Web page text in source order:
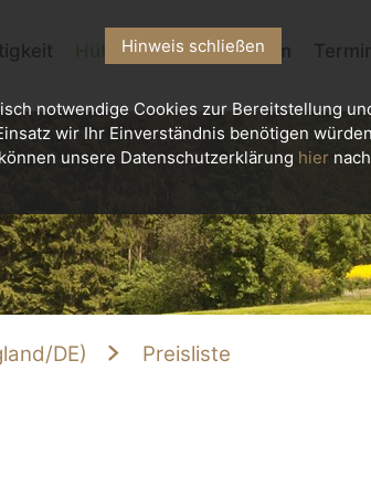
Hütten Kletterzentrum
DE) Preisliste
Hinweis schließen
notwendige Cookies zur Bereitstellung
wir Ihr Einverständnis benötigen
unsere Datenschutzerklärung hier